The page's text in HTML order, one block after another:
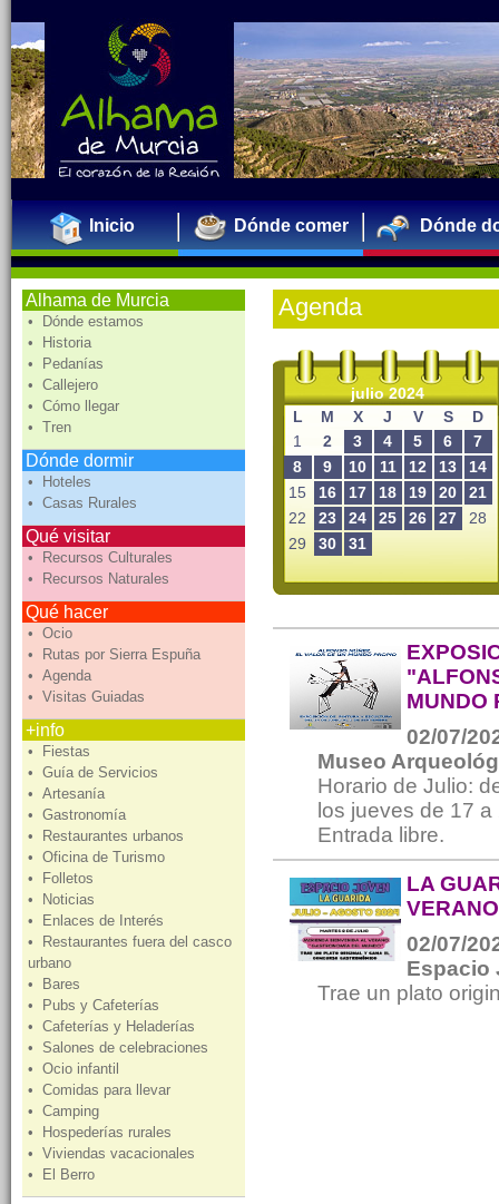
Inicio Dónde comer Dónde
Alhama de Murcia
• Dónde estamos
• Historia
• Pedanías
• Callejero
• Cómo llegar
• Tren
Dónde dormir
• Hoteles
• Casas Rurales
Qué visitar
• Recursos Culturales
• Recursos Naturales
Qué hacer
• Ocio
• Rutas por Sierra Espuña
• Agenda
• Visitas Guiadas
+info
• Fiestas
• Guía de Servicios
• Artesanía
• Gastronomía
• Restaurantes urbanos
• Oficina de Turismo
• Folletos
• Noticias
• Enlaces de Interés
• Restaurantes fuera del casco
urbano
• Bares
• Pubs y Cafeterías
• Cafeterías y Heladerías
• Salones de celebraciones
• Ocio infantil
• Comidas para llevar
• Camping
• Hospederías rurales
• Viviendas vacacionales
• El Berro
Agenda
julio 2024
L
M X J V S
D
1
2 3 4 5 6
7
8
9 10 11 12 13
14
15
16 17 18 19 20
21
22
23 24 25 26 27
28
29
30 31
MUNDO
02/07/
Museo
Horario de Julio:
los jueves de 17
Entrada libre.
LA
02/07/
Espacio
Trae un plato